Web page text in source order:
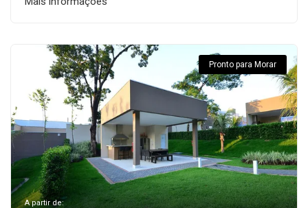
Pronto para Morar
A partir de: